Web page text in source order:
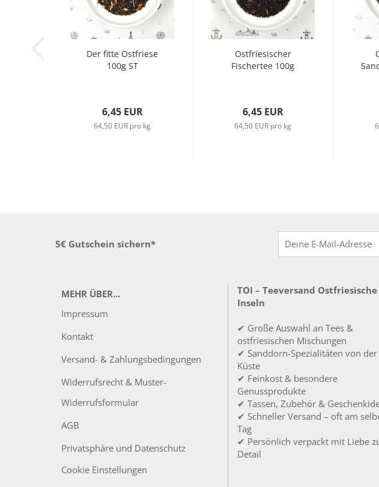
Der fitte Ostfriese
100g ST
6,45 EUR
64,50 EUR pro kg
Ostfriesischer
Fischertee 100g
6,45 EUR
64,50 EUR pro kg
5€ Gutschein sichern*
MEHR ÜBER...
Impressum
Kontakt
Versand- & Zahlungsbedingungen
Widerrufsrecht & Muster-
Widerrufsformular
AGB
Privatsphäre und Datenschutz
Cookie Einstellungen
TOI – Teeversand Ostfriesische
Inseln
✔ Große Auswahl an Tees &
ostfriesischen Mischungen
✔ Sanddorn-Spezialitäten von der
Küste
✔ Feinkost & besondere
Genussprodukte
✔ Tassen, Zubehör &
✔ Schneller Versand – oft am
Tag
✔ Persönlich verpackt mit Liebe
Detail